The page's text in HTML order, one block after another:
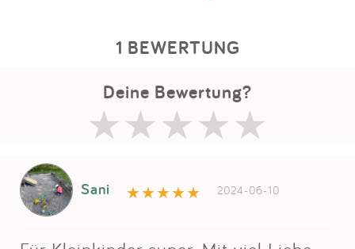
1 BEWERTUNG
Deine Bewertung?
Sani 2024-06-10